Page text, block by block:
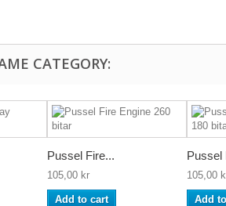
CATEGORY:
Pussel Fire...
105,00 kr
Add to cart
Pussel
105,00
Add